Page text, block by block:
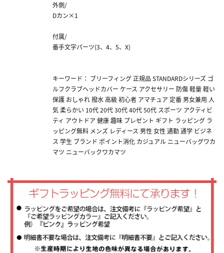
外側/
Dカン×1
付属/
番手文字パーツ(3、4、5、X)
キーワード： ブリーフィング 正規品 STANDARDシリーズ ゴ
ルフクラブヘッドカバー ケース アクセサリー 防傷 軽量 軽い
保護 おしゃれ 撥水 高級 初心者 アマチュア 定番 男女兼用 人
気 柔らかい 10代 20代 30代 40代 50代 スポーツ アクティビ
ティ アウトドア 健康 趣味 プレゼント ギフト ラッピング ラ
ッピング無料 メンズ レディース 男性 女性 通勤 通学 ビジネ
ス 学生 ブランド ポイント消化 カジュアル ニューバッグワカ
マツ ニューバックワカマツ